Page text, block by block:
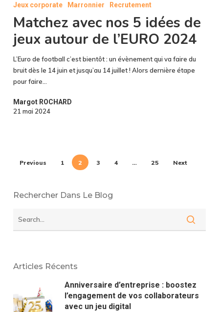
5
idées
de
jeux
de
l’EURO
2024
Jeux corporate
Marronnier Recrutement
Matchez avec nos 5 idées de
jeux autour de l’EURO 2024
L’Euro de football c’est bientôt : un évènement qui va faire du
bruit dès le 14 juin et jusqu’au 14 juillet ! Alors dernière étape
pour faire…
Margot ROCHARD
21 mai 2024
Previous 1 2 3 4 … 25 Next
Rechercher Dans Le Blog
Articles Récents
Anniversaire d’entreprise : boostez
l’engagement de vos collaborateurs
avec un jeu digital